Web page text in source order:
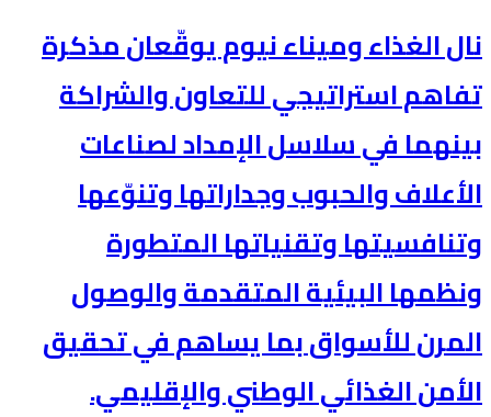
نال الغذاء وميناء نيوم يوقّعان مذكرة
تفاهم استراتيجي للتعاون والشراكة
بينهما في سلاسل الإمداد لصناعات
الأعلاف والحبوب وجداراتها وتنوّعها
وتنافسيتها وتقنياتها المتطورة
ونظمها البيئية المتقدمة والوصول
المرن للأسواق بما يساهم في تحقيق
الأمن الغذائي الوطني والإقليمي.